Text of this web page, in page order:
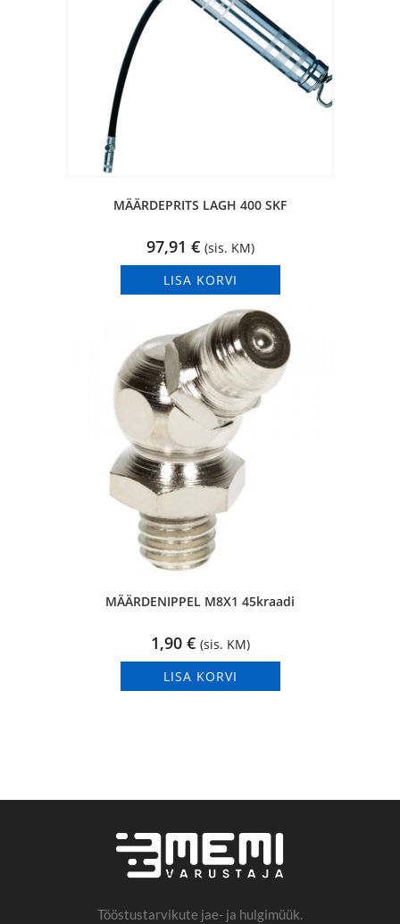
MÄÄRDEPRITS LAGH 400 SKF
97,91 € (sis. KM)
LISA KORVI
MÄÄRDENIPPEL M8X1 45kraadi
1,90 € (sis. KM)
LISA KORVI
Tööstustarvikute jae- ja hulgimüük.